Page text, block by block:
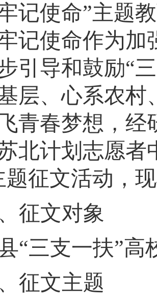
记使命”主题
记使命作为加
引导和鼓励“
层、心系农村
青春梦想 ， 经
北计划志愿者
题征文活动 ，
征文对象
“三支一扶”高
征文主题